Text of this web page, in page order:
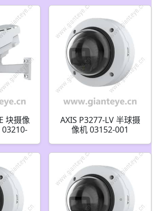
块摄像
AXIS P3277-LV 半球摄
像机 03152-001